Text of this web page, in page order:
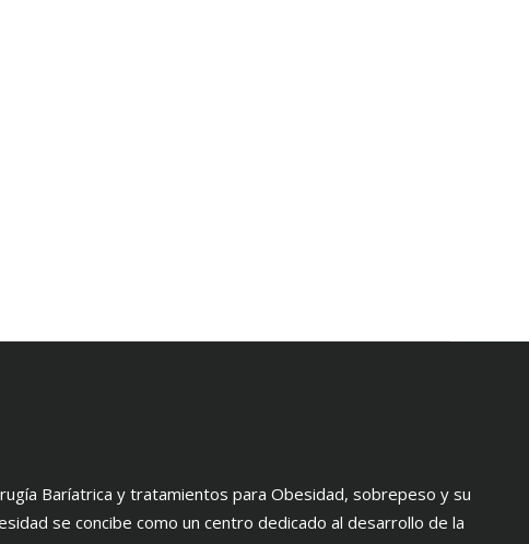
Baríatrica y tratamientos para Obesidad, sobrepeso y su
se concibe como un centro dedicado al desarrollo de la